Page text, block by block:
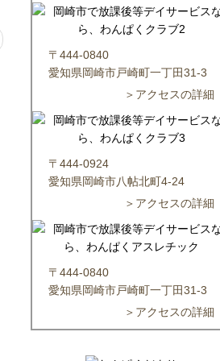
〒444-0840
愛知県岡崎市戸崎町一丁田31-3
＞アクセスの詳細
〒444-0924
愛知県岡崎市八帖北町4-24
＞アクセスの詳細
〒444-0840
愛知県岡崎市戸崎町一丁田31-3
＞アクセスの詳細